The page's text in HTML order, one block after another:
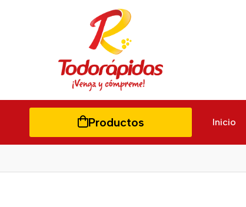
Productos Inicio